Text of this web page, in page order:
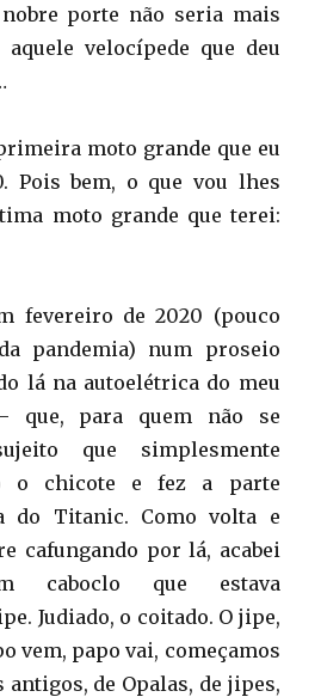
porte não seria mais
velocípede que deu
moto grande que eu
Pois bem, o que vou lhes
moto grande que terei:
fevereiro de 2020 (pouco
pandemia) num proseio
lá na autoelétrica do meu
que, para quem não se
que simplesmente
o chicote e fez a parte
do Titanic. Como volta e
cafungando por lá, acabei
caboclo que estava
Judiado, o coitado. O jipe,
vem, papo vai, começamos
de Opalas, de jipes,